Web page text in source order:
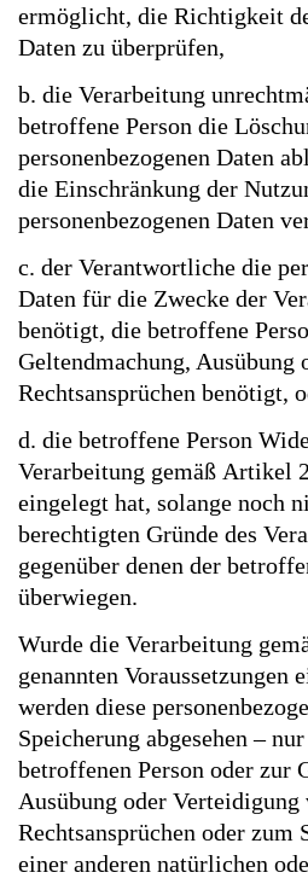
ermöglicht, die Richtigkeit
Daten zu überprüfen,
b. die Verarbeitung
betroffene Person die
personenbezogenen Daten
die Einschränkung der
personenbezogenen Daten
c. der Verantwortliche die
Daten für die Zwecke der
benötigt, die betroffene
Geltendmachung, Ausübung
Rechtsansprüchen benötigt,
d. die betroffene Person
Verarbeitung gemäß Artikel
eingelegt hat, solange noch
berechtigten Gründe des
gegenüber denen der
überwiegen.
Wurde die Verarbeitung
genannten Voraussetzungen
werden diese
Speicherung abgesehen –
betroffenen Person oder zur
Ausübung oder Verteidigung
Rechtsansprüchen oder zum
einer anderen natürlichen